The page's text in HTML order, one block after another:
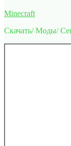
Minecraft
Скачать/ Моды/